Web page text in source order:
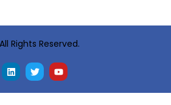
Rights Reserved.
L
i
n
k
T
w
i
t
Y
o
u
t